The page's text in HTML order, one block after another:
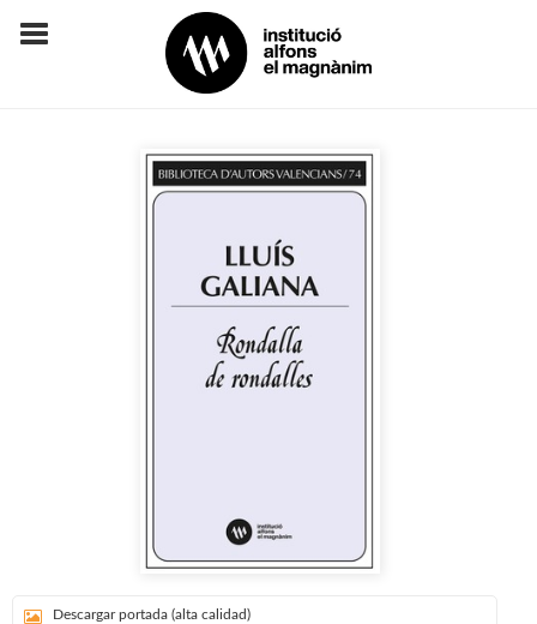
Descargar portada (alta calidad)